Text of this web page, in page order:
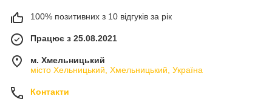
100% позитивних з 10 відгуків за рік
Працює з 25.08.2021
м. Хмельницький
місто Хельницький, Хмельницький, Україна
Контакти